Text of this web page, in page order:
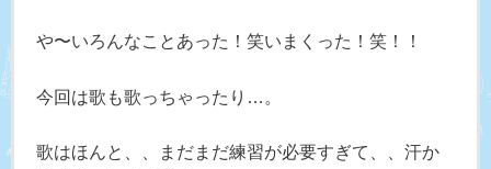
や〜いろんなことあった！笑いまくった！笑！！
今回は歌も歌っちゃったり…。
歌はほんと、、まだまだ練習が必要すぎて、、汗か